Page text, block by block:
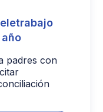
padres con